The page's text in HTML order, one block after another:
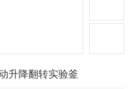
升降翻转实验釜